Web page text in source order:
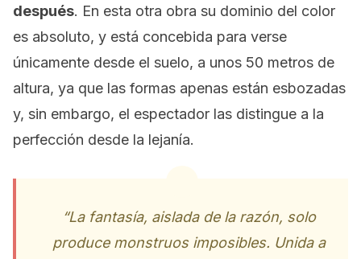
después. En esta otra obra su dominio del color
es absoluto, y está concebida para verse
únicamente desde el suelo, a unos 50 metros de
altura, ya que las formas apenas están esbozadas
y, sin embargo, el espectador las distingue a la
perfección desde la lejanía.
“La fantasía, aislada de la razón, solo
produce monstruos imposibles. Unida a